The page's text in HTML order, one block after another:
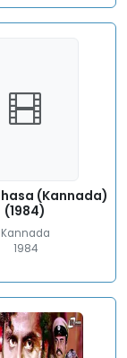
(Kannada)
(1984)
Kannada
1984